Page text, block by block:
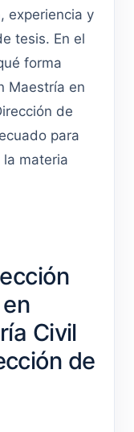
experiencia y
tesis. En el
forma
Maestría en
de
para
materia
Civil
de